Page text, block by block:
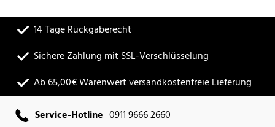
14 Tage Rückgaberecht
Sichere Zahlung mit SSL-Verschlüsselung
Ab 65,00€ Warenwert versandkostenfreie Lieferung
Service-Hotline 0911 9666 2660